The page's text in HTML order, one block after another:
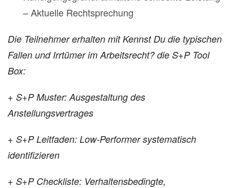
– Aktuelle Rechtsprechung
Die Teilnehmer erhalten mit Kennst Du die typischen
Fallen und Irrtümer im Arbeitsrecht? die S+P Tool
Box:
+ S+P Muster: Ausgestaltung des
Anstellungsvertrages
+ S+P Leitfaden: Low-Performer systematisch
identifizieren
+ S+P Checkliste: Verhaltensbedingte,